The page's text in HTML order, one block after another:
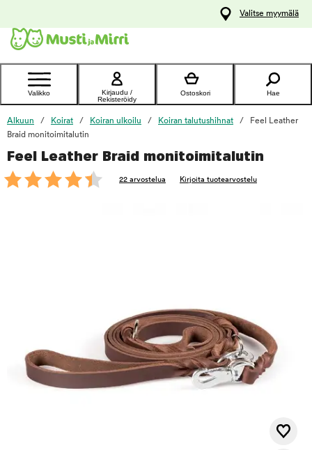
Ota yhteyttä
asiakaspalveluun
Valitse myymälä
Valikko
Kirjaudu /
Rekisteröidy
Ostoskori Hae
Alkuun Koirat Koiran ulkoilu Koiran talutushihnat
Feel Leather
Braid monitoimitalutin
Feel Leather Braid monitoimitalutin
22 arvostelua Kirjoita tuotearvostelu
foo